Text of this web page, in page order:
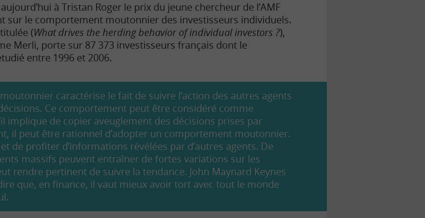
à Tristan Roger le prix du jeune chercheur de l’AMF
sur le comportement moutonnier des investisseurs individuels.
(What drives the herding behavior of individual investors ?),
Merli, porte sur 87 373 investisseurs français dont le
entre 1996 et 2006.
caractérise le fait de suivre l’action des autres agents
Ce comportement peut être considéré comme
implique de copier aveuglement des décisions prises par
il peut être rationnel d’adopter un comportement moutonnier.
de profiter d’informations révélées par d’autres agents. De
massifs peuvent entraîner de fortes variations sur les
rendre pertinent de suivre la tendance. John Maynard Keynes
que, en finance, il vaut mieux avoir tort avec tout le monde